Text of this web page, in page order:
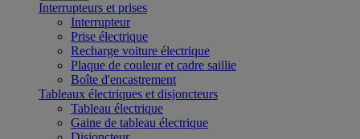
Interrupteurs et prises
Interrupteur
Prise électrique
Recharge voiture électrique
Plaque de couleur et cadre saillie
Boîte d'encastrement
Tableaux électriques et disjoncteurs
Tableau électrique
Gaine de tableau électrique